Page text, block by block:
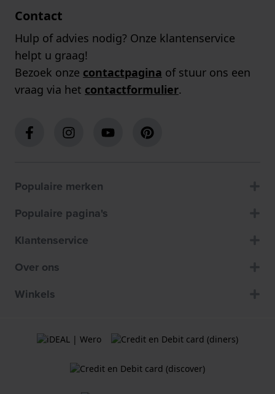
Contact
Hulp of advies nodig? Onze klantenservice
helpt u graag!
Bezoek onze contactpagina of stuur ons een
vraag via het contactformulier.
Populaire merken
Populaire pagina's
Klantenservice
Over ons
Winkels